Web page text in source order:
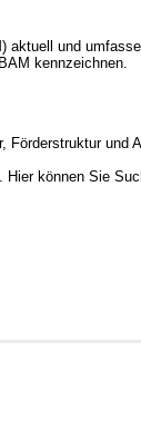
und
kennzeichnen.
und
können Sie